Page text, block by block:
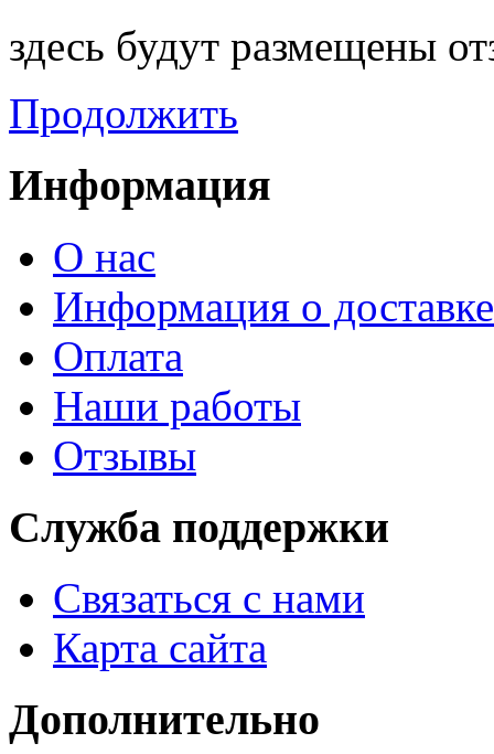
здесь будут размещены
Продолжить
Информация
О нас
Информация о доставке
Оплата
Наши работы
Отзывы
Служба поддержки
Связаться с нами
Карта сайта
Дополнительно